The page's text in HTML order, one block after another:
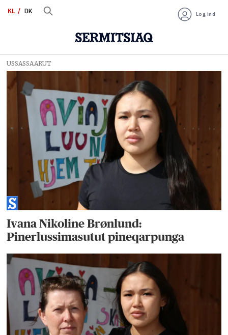
KL DK Log ind
Tag:
tvangsfjernelse
USSASSAARUT
Ivana Nikoline Brønlund:
Pinerlussimasutut pineqarpunga